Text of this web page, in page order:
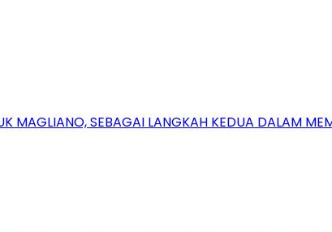
MAGLIANO, SEBAGAI LANGKAH KEDUA DALAM